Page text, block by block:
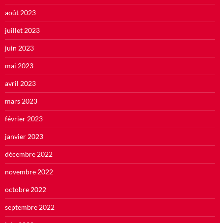
août 2023
juillet 2023
juin 2023
mai 2023
avril 2023
mars 2023
février 2023
janvier 2023
décembre 2022
novembre 2022
octobre 2022
septembre 2022